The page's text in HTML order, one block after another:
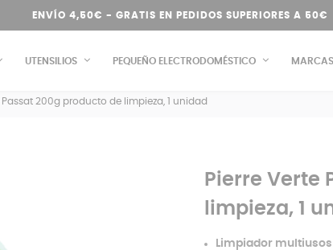
ENVÍO 4,50€ - GRATIS EN PEDIDOS SUPERIORES A 50€
UTENSILIOS PEQUEÑO ELECTRODOMÉSTICO MARCAS
Passat 200g producto de limpieza, 1 unidad
Pierre Verte
limpieza, 1
Limpiador multiusos